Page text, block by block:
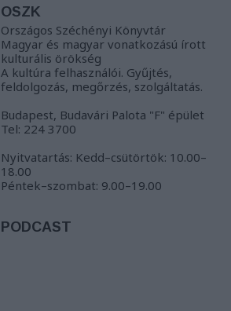
OSZK
Országos Széchényi Könyvtár
Magyar és magyar vonatkozású írott
kulturális örökség
A kultúra felhasználói. Gyűjtés,
feldolgozás, megőrzés, szolgáltatás.
Budapest, Budavári Palota "F" épület
Tel: 224 3700
Nyitvatartás: Kedd–csütörtök: 10.00–
18.00
Péntek–szombat: 9.00–19.00
PODCAST